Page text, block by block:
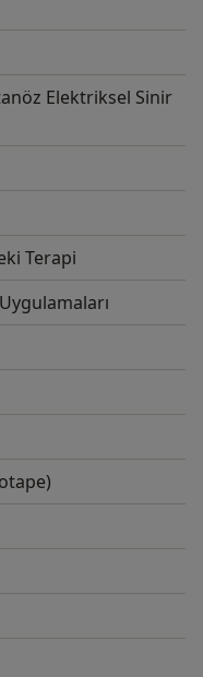
Elektriksel Sinir
Terapi